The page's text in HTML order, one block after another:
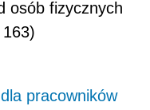
osób fizycznych
pracowników